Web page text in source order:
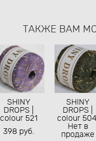
ТАКЖЕ ВАМ
SHINY
DROPS |
colour 521
398 pуб.
SHINY
DROPS |
colour 504.
Нет в
продаже